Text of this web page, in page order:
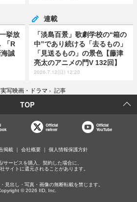
挙放
「R
誠
連載
「淡島百景」歌劇学校の“箱の
中”であり続ける「去るもの」
「見送るもの」の景色【藤津
亮太のアニメの門V 132回】
2026.7.12(日) 12:20
実写映画・ドラマ › 記事
TOP
Official
twitter
Official
YouTube
掲載 会社概要 個人情報保護方針
サービスを購入、契約した場合に、
サイトに還元されることがあります。
見出し・写真・画像の無断転載を禁じます。
© 2026 IID, Inc.